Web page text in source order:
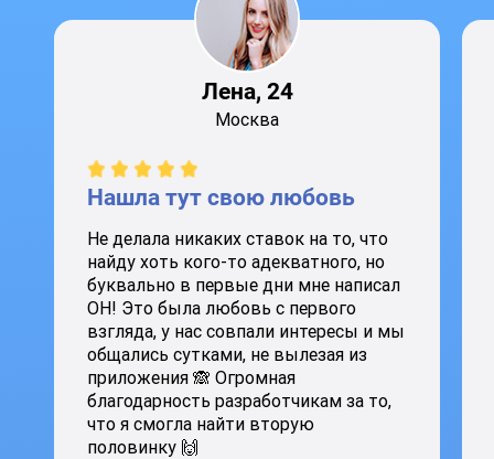
Лена, 24
Москва
Нашла тут свою любовь
Не делала никаких ставок на то, что
найду хоть кого-то адекватного, но
буквально в первые дни мне написал
ОН! Это была любовь с первого
взгляда, у нас совпали интересы и мы
общались сутками, не вылезая из
приложения 🙈 Огромная
благодарность разработчикам за то,
что я смогла найти вторую
половинку 🙌